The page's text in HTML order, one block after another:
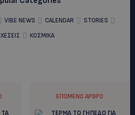
VIBE NEWS CALENDAR
STORIES
ΚΟΣΜΙΚΑ
ΕΠΌΜΕΝΟ ΆΡΘΡΟ